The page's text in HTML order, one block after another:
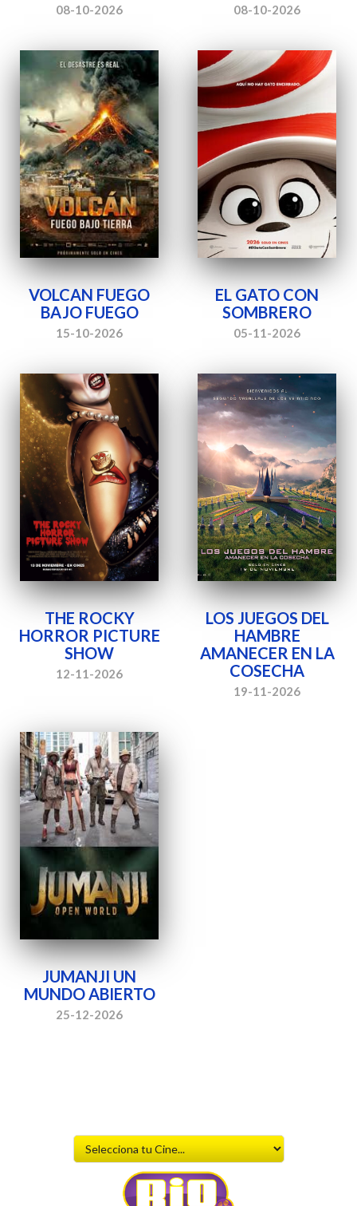
08-10-2026 08-10-2026
VOLCAN FUEGO
BAJO FUEGO
15-10-2026
EL GATO CON
SOMBRERO
05-11-2026
THE ROCKY
HORROR PICTURE
SHOW
12-11-2026
LOS JUEGOS DEL
HAMBRE
AMANECER EN LA
COSECHA
19-11-2026
JUMANJI UN
MUNDO ABIERTO
25-12-2026